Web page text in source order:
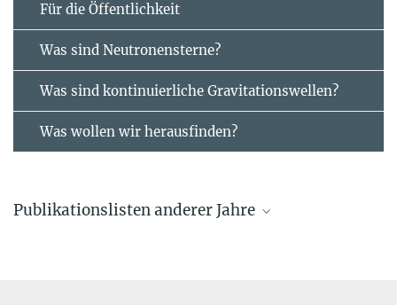
Für die Öffentlichkeit
Was sind Neutronensterne?
Was sind kontinuierliche Gravitationswellen?
Was wollen wir herausfinden?
Publikationslisten anderer Jahre